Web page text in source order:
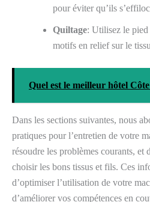
pour éviter qu’ils
Quiltage: Utilisez le
motifs en relief sur le
Quel est le meilleur hôtel
Dans les sections suivantes, nous
pratiques pour l’entretien de votre
résoudre les problèmes courants, et
choisir les bons tissus et fils. Ces
d’optimiser l’utilisation de votre
d’améliorer vos compétences en